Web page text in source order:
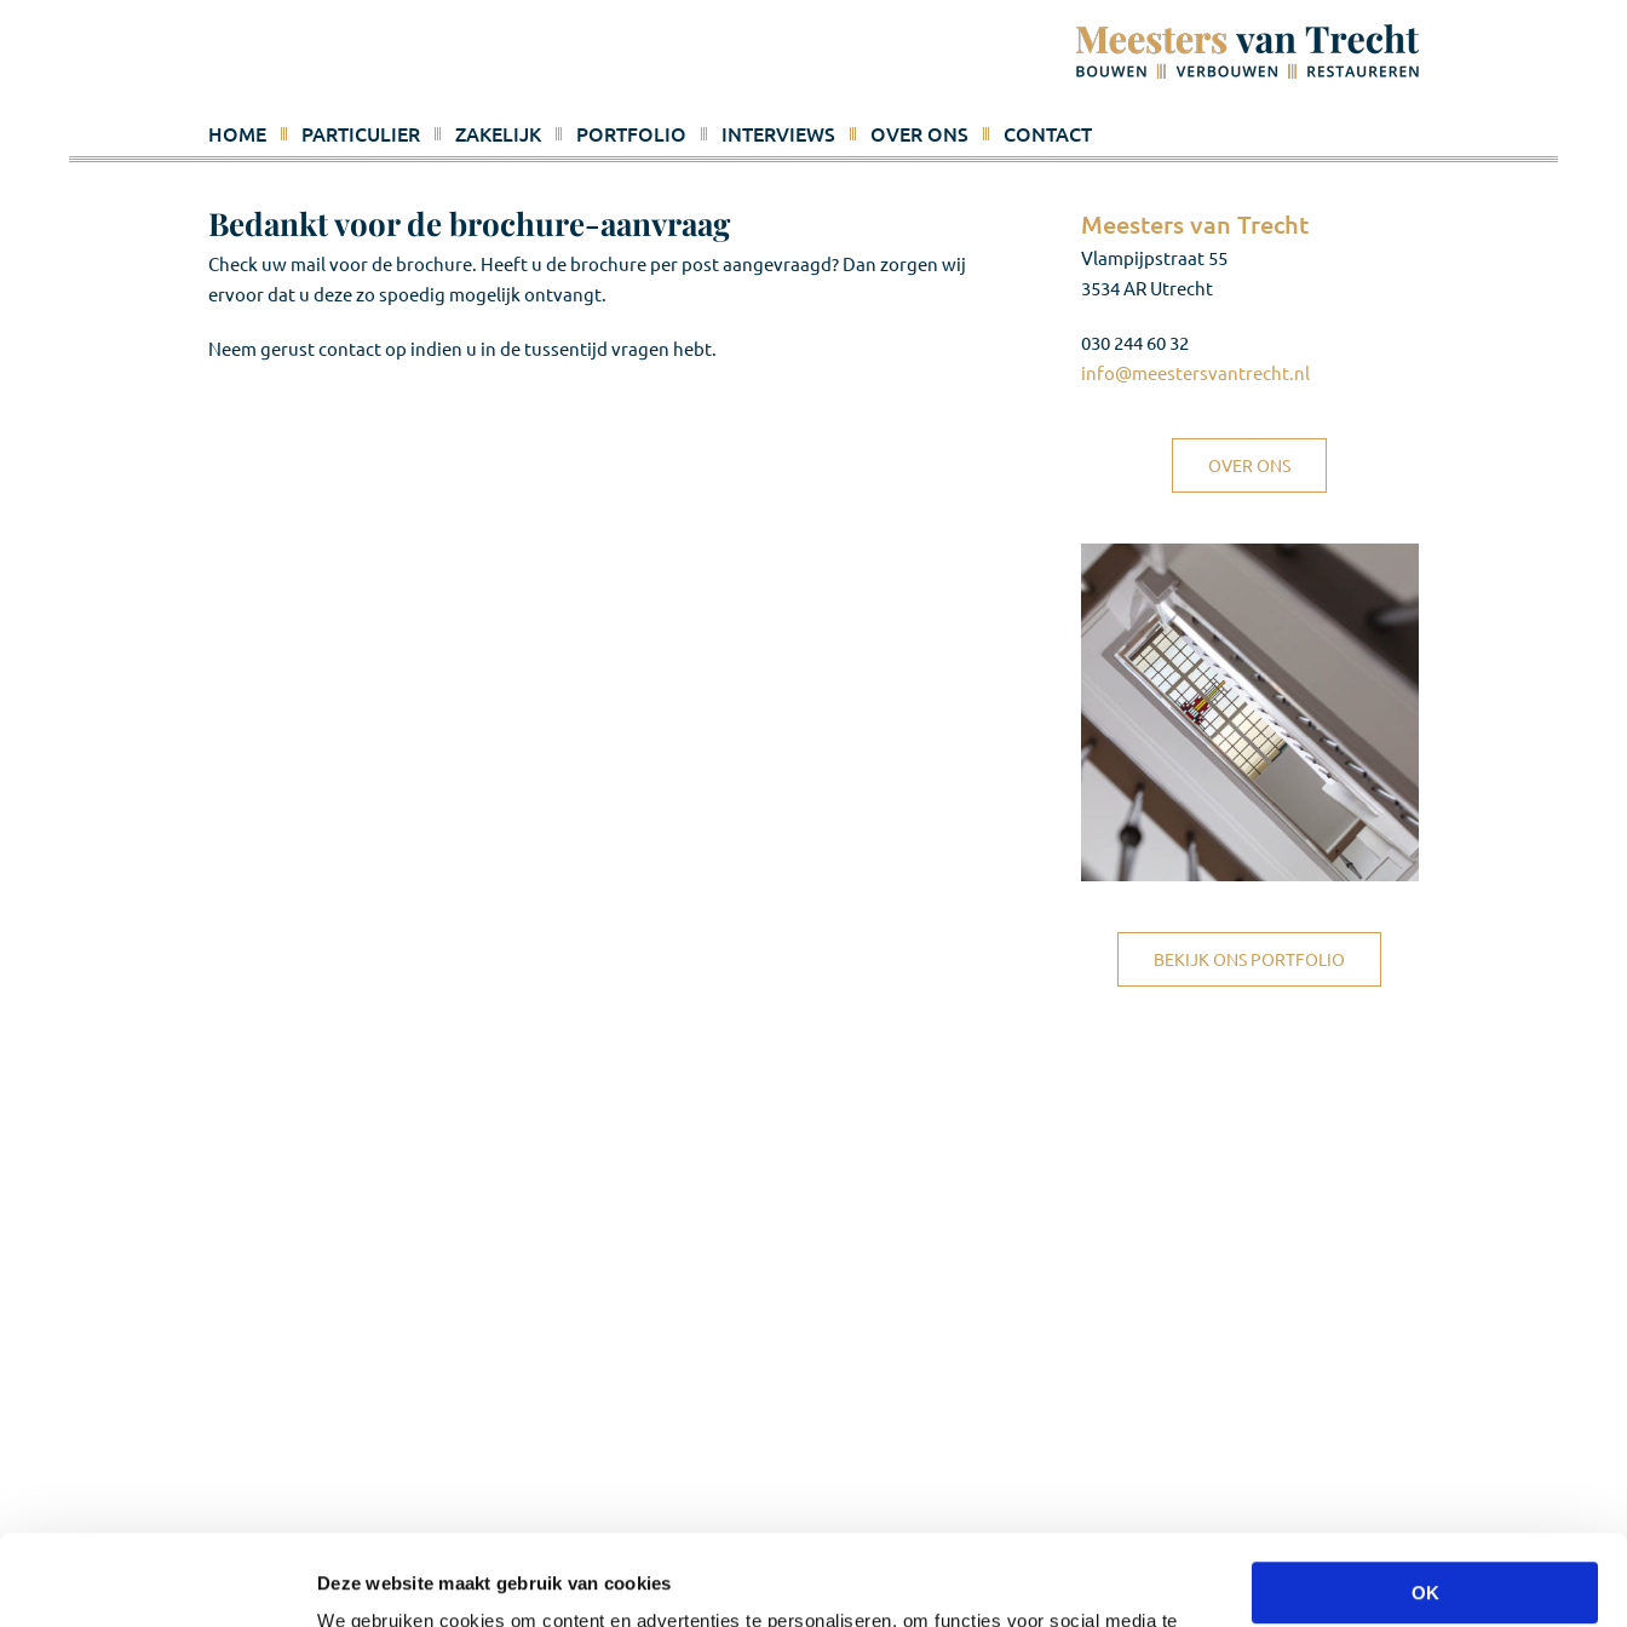
Deze website maakt gebruik van cookies
We gebruiken cookies om content en advertenties te personaliseren, om functies voor social media te
OK
HOME PARTICULIER ZAKELIJK PORTFOLIO INTERVIEWS OVER ONS CONTACT
Bedankt voor de brochure-aanvraag
Check uw mail voor de brochure. Heeft u de brochure per post aangevraagd? Dan zorgen wij
ervoor dat u deze zo spoedig mogelijk ontvangt.
Neem gerust contact op indien u in de tussentijd vragen hebt.
Meesters van Trecht
Vlampijpstraat 55
3534 AR Utrecht
030 244 60 32
info@meestersvantrecht.nl
OVER ONS
BEKIJK ONS PORTFOLIO